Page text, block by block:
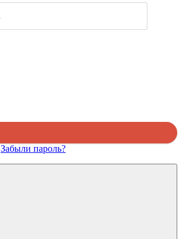
Забыли пароль?